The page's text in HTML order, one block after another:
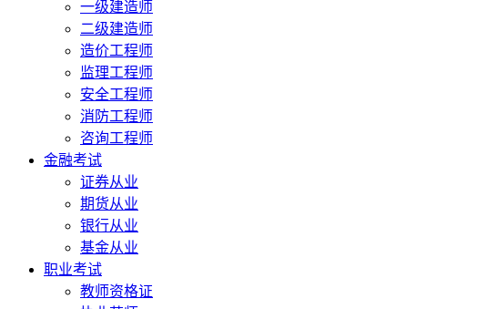
一级建造师
二级建造师
造价工程师
监理工程师
安全工程师
消防工程师
咨询工程师
金融考试
证券从业
期货从业
银行从业
基金从业
职业考试
教师资格证